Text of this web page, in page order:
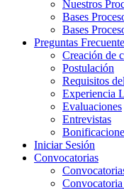
Nuestros
Bases
Bases
Preguntas
Creación de
Postulación
Requisitos
Experiencia
Evaluaciones
Entrevistas
Iniciar Sesión
Convocatorias